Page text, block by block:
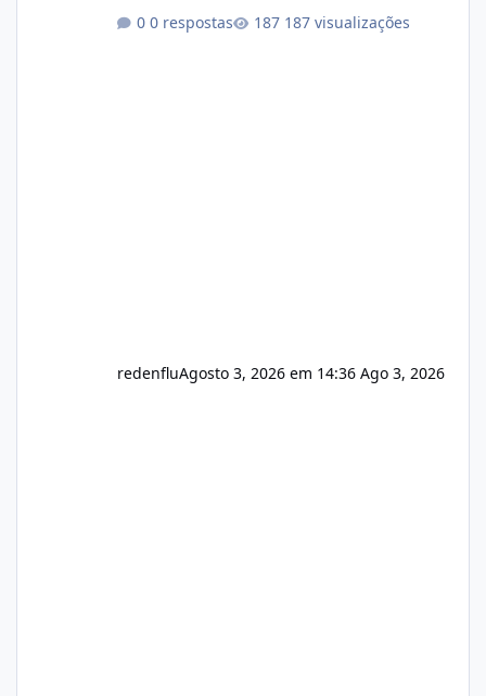
autorizado a usasr o isistem:
0 respostas 187 visualizações
redenfluAgosto 3, 2026 em 14:36 Ago 3, 2026